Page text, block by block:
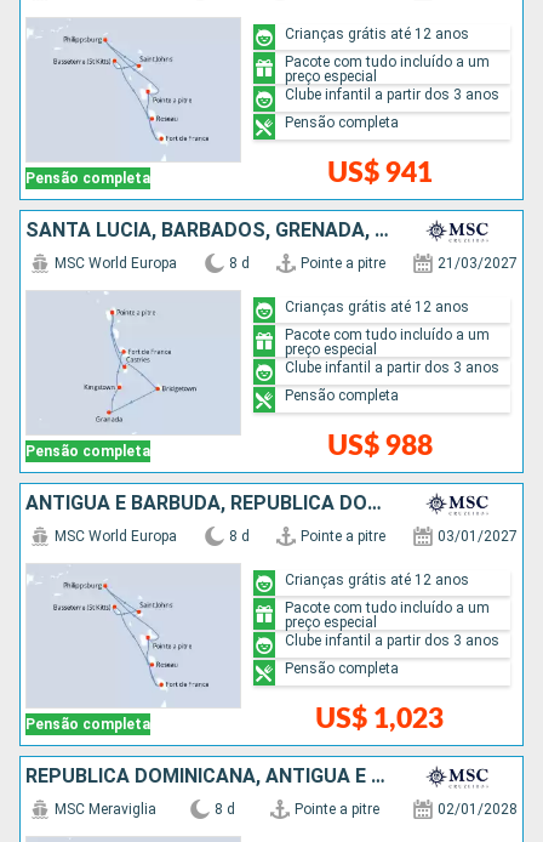
Pensão completa US$ 941
Crianças grátis até 12 anos
Pacote com tudo incluído a um
preço especial
Clube infantil a partir dos 3 anos
Pensão completa
SANTA LUCIA, BARBADOS, GRENADA, SÃO VINCENTE E GRANADINAS
Pensão completa
MSC World Europa 8 d Pointe a pitre 21/03/2027
US$ 988
Crianças grátis até 12 anos
Pacote com tudo incluído a um
preço especial
Clube infantil a partir dos 3 anos
Pensão completa
ANTIGUA E BARBUDA, REPUBLICA DOMINICANA
Pensão completa
MSC World Europa 8 d Pointe a pitre 03/01/2027
US$ 1,023
Crianças grátis até 12 anos
Pacote com tudo incluído a um
preço especial
Clube infantil a partir dos 3 anos
Pensão completa
REPUBLICA DOMINICANA, ANTIGUA E BARBUDA
MSC Meraviglia 8 d Pointe a pitre 02/01/2028